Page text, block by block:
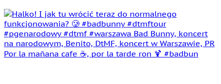
Por la mañana cafe ☕️, por la tarde ron 🍹 #badbun